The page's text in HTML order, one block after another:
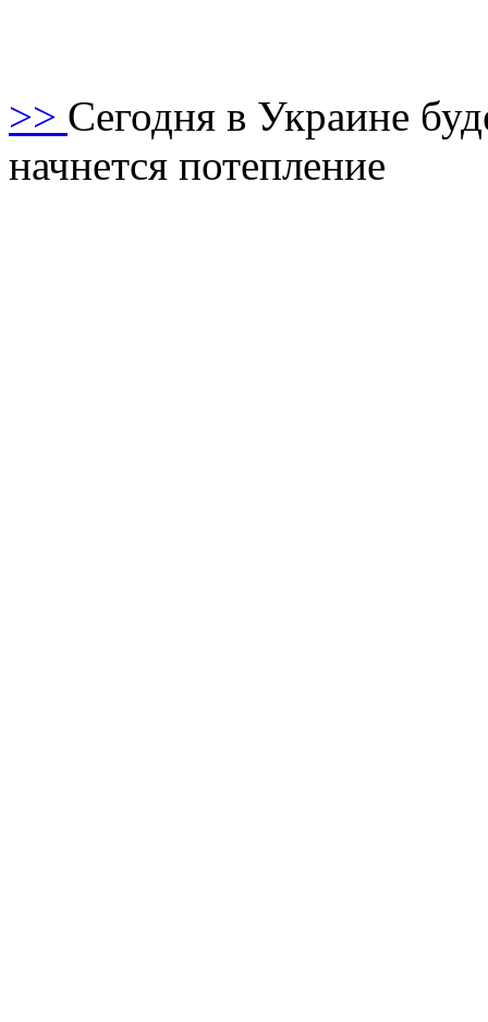
>> Сегодня в Украине
начнется потепление